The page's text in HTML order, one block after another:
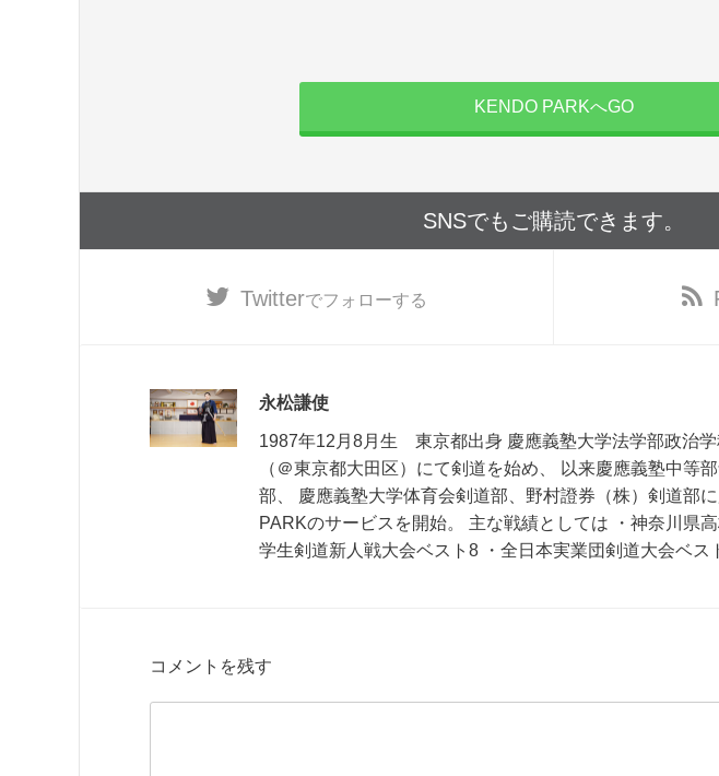
KENDO PARKへGO
SNSでもご購読できます。
Twitterでフォローする
永松謙使
1987年12月8月生 東京都出身 慶應義塾大学法学部政治
（＠東京都大田区）にて剣道を始め、 以来慶應義塾中等
部、 慶應義塾大学体育会剣道部、野村證券（株）剣道部
PARKのサービスを開始。 主な戦績としては ・神奈川県
学生剣道新人戦大会ベスト8 ・全日本実業団剣道大会ベ
コメントを残す